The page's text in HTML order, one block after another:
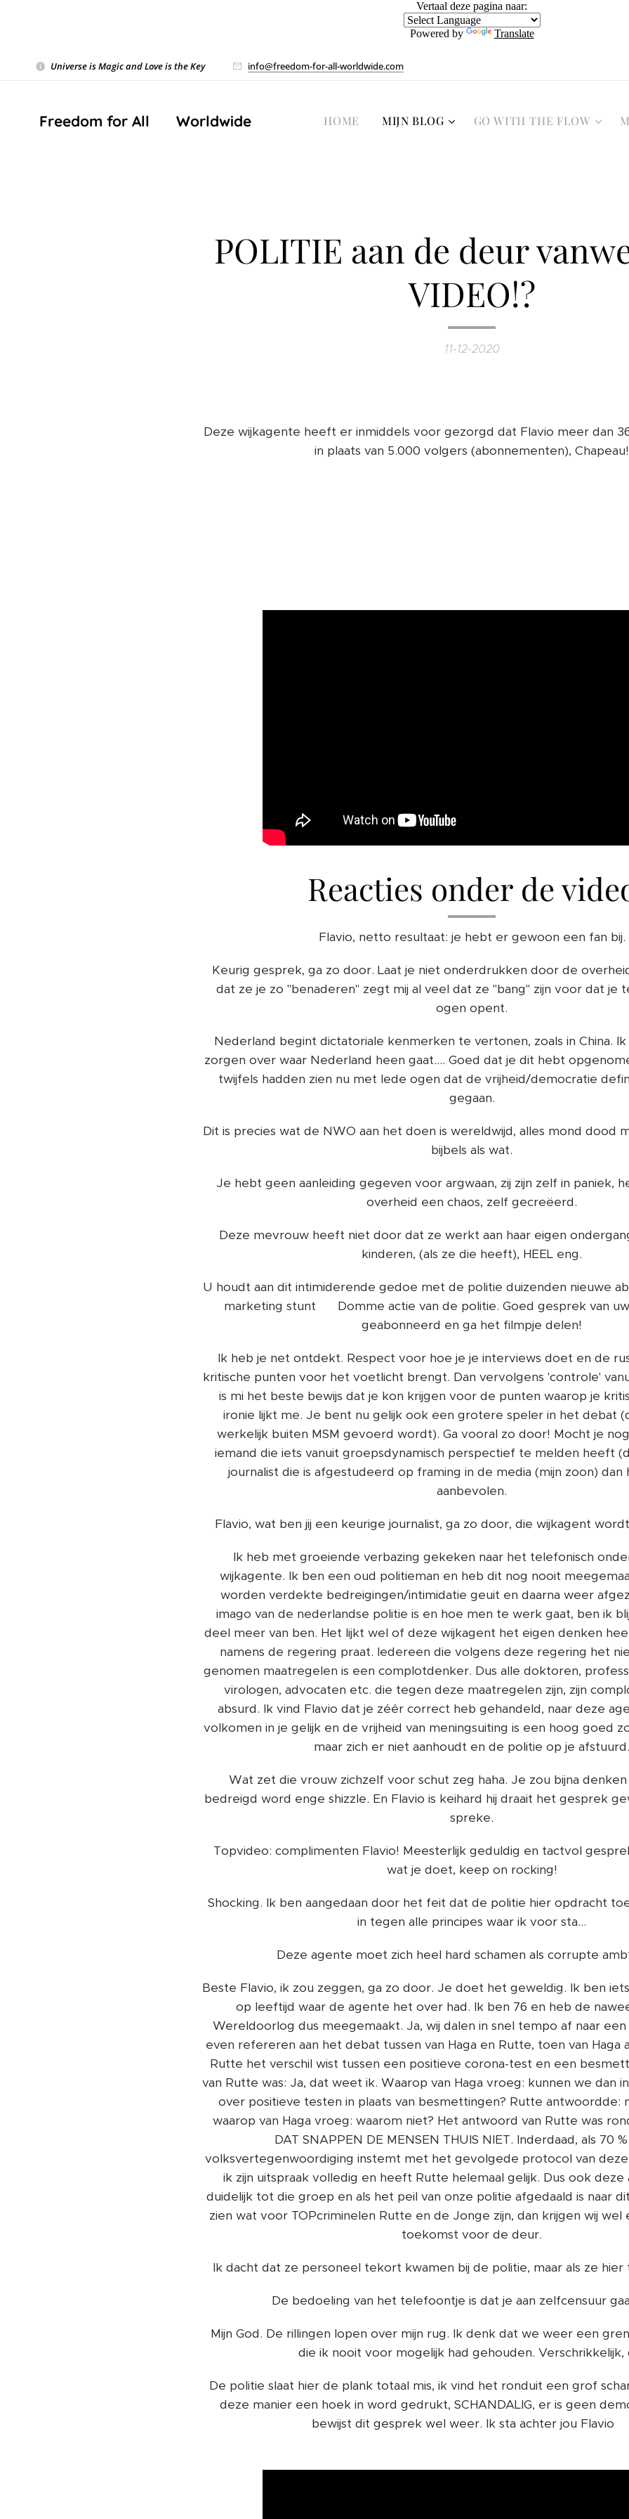
Vertaal deze pagina naar:
Powered by Translate
Universe is Magic and Love is the Key❤️ info@freedom-for-all-worldwide.com
Freedom for All ❤️ Worldwide HOME MIJN BLOG GO WITH THE FLOW
POLITIE aan de deur
VIDEO!?
11-12-2020
Deze wijkagente heeft er inmiddels voor gezorgd dat Flavio meer dan
in plaats van 5.000 volgers (abonnementen), Chapeau!
Reacties onder de
Flavio, netto resultaat: je hebt er gewoon een fan bij.
Keurig gesprek, ga zo door. Laat je niet onderdrukken door de
dat ze je zo "benaderen" zegt mij al veel dat ze "bang" zijn voor dat je
ogen opent.
Nederland begint dictatoriale kenmerken te vertonen, zoals in China.
zorgen over waar Nederland heen gaat.... Goed dat je dit hebt
twijfels hadden zien nu met lede ogen dat de vrijheid/democratie
gegaan.
Dit is precies wat de NWO aan het doen is wereldwijd, alles mond dood
bijbels als wat.
Je hebt geen aanleiding gegeven voor argwaan, zij zijn zelf in paniek,
overheid een chaos, zelf gecreëerd.
Deze mevrouw heeft niet door dat ze werkt aan haar eigen
kinderen, (als ze die heeft), HEEL eng.
U houdt aan dit intimiderende gedoe met de politie duizenden nieuwe
marketing stunt 👍 Domme actie van de politie. Goed gesprek van
geabonneerd en ga het filmpje delen!
Ik heb je net ontdekt. Respect voor hoe je je interviews doet en de
kritische punten voor het voetlicht brengt. Dan vervolgens 'controle'
is mi het beste bewijs dat je kon krijgen voor de punten waarop je
ironie lijkt me. Je bent nu gelijk ook een grotere speler in het debat
werkelijk buiten MSM gevoerd wordt). Ga vooral zo door! Mocht je
iemand die iets vanuit groepsdynamisch perspectief te melden heeft
journalist die is afgestudeerd op framing in de media (mijn zoon) dan
aanbevolen.
Flavio, wat ben jij een keurige journalist, ga zo door, die wijkagent
Ik heb met groeiende verbazing gekeken naar het telefonisch
wijkagente. Ik ben een oud politieman en heb dit nog nooit
worden verdekte bedreigingen/intimidatie geuit en daarna weer
imago van de nederlandse politie is en hoe men te werk gaat, ben ik
deel meer van ben. Het lijkt wel of deze wijkagent het eigen denken
namens de regering praat. Iedereen die volgens deze regering het
genomen maatregelen is een complotdenker. Dus alle doktoren,
virologen, advocaten etc. die tegen deze maatregelen zijn, zijn
absurd. Ik vind Flavio dat je zéér correct heb gehandeld, naar deze
volkomen in je gelijk en de vrijheid van meningsuiting is een hoog goed
maar zich er niet aanhoudt en de politie op je afstuurd.
Wat zet die vrouw zichzelf voor schut zeg haha. Je zou bijna
bedreigd word enge shizzle. En Flavio is keihard hij draait het gesprek
spreke.
Topvideo: complimenten Flavio! Meesterlijk geduldig en tactvol
wat je doet, keep on rocking!
Shocking. Ik ben aangedaan door het feit dat de politie hier opdracht
in tegen alle principes waar ik voor sta...
Deze agente moet zich heel hard schamen als corrupte
Beste Flavio, ik zou zeggen, ga zo door. Je doet het geweldig. Ik ben
op leeftijd waar de agente het over had. Ik ben 76 en heb de
Wereldoorlog dus meegemaakt. Ja, wij dalen in snel tempo af naar
even refereren aan het debat tussen van Haga en Rutte, toen van Haga
Rutte het verschil wist tussen een positieve corona-test en een
van Rutte was: Ja, dat weet ik. Waarop van Haga vroeg: kunnen we dan
over positieve testen in plaats van besmettingen? Rutte antwoordde:
waarop van Haga vroeg: waarom niet? Het antwoord van Rutte was
DAT SNAPPEN DE MENSEN THUIS NIET. Inderdaad, als 70
volksvertegenwoordiging instemt met het gevolgede protocol van deze
ik zijn uitspraak volledig en heeft Rutte helemaal gelijk. Dus ook
duidelijk tot die groep en als het peil van onze politie afgedaald is naar
zien wat voor TOPcriminelen Rutte en de Jonge zijn, dan krijgen wij
toekomst voor de deur.
Ik dacht dat ze personeel tekort kwamen bij de politie, maar als ze hier
De bedoeling van het telefoontje is dat je aan zelfcensuur
Mijn God. De rillingen lopen over mijn rug. Ik denk dat we weer een
die ik nooit voor mogelijk had gehouden. Verschrikkelijk,
De politie slaat hier de plank totaal mis, ik vind het ronduit een grof
deze manier een hoek in word gedrukt, SCHANDALIG, er is geen
bewijst dit gesprek wel weer. Ik sta achter jou Flavio